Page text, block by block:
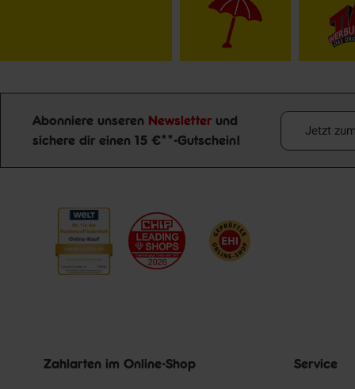
Newsletter Anmeldung
Abonniere unseren Newsletter und
sichere dir einen 15 €**-Gutschein!
Jetzt
Zahlarten im Online-Shop Service